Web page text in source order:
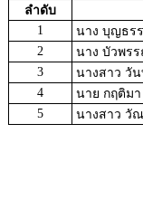
ลำดับ
1
นาง บุญธร
2
นาง บัวพร
3
นางสาว วั
4
นาย กฤติมา
5
นางสาว วั